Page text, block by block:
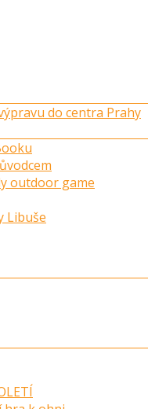
do centra Prahy
outdoor game
Libuše